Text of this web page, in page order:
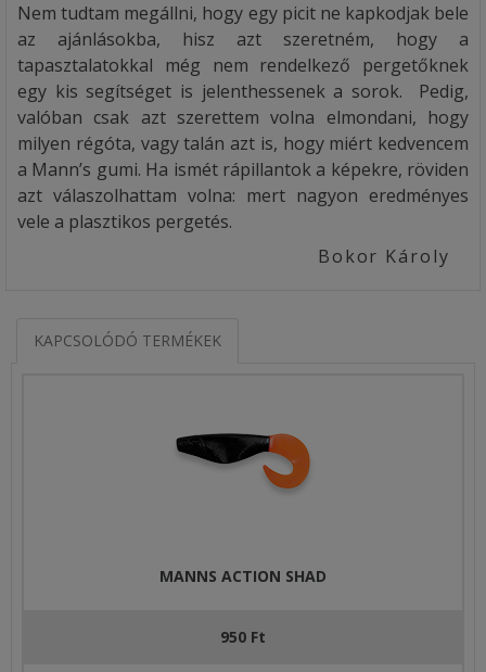
Nem tudtam megállni, hogy egy picit ne kapkodjak bele
az ajánlásokba, hisz azt szeretném, hogy a
tapasztalatokkal még nem rendelkező pergetőknek
egy kis segítséget is jelenthessenek a sorok. Pedig,
valóban csak azt szerettem volna elmondani, hogy
milyen régóta, vagy talán azt is, hogy miért kedvencem
a Mann’s gumi. Ha ismét rápillantok a képekre, röviden
azt válaszolhattam volna: mert nagyon eredményes
vele a plasztikos pergetés.
Bokor Károly
KAPCSOLÓDÓ TERMÉKEK
MANNS ACTION SHAD
950 Ft